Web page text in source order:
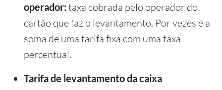
operador: taxa cobrada pelo operador do
cartão que faz o levantamento. Por vezes é a
soma de uma tarifa fixa com uma taxa
percentual.
Tarifa de levantamento da caixa